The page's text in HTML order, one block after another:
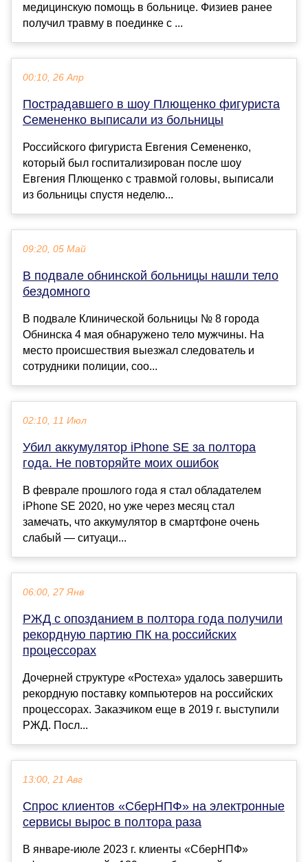
медицинскую помощь в больнице. Физиев ранее
получил травму в поединке с ...
00:10, 26 Апр
Пострадавшего в шоу Плющенко фигуриста
Семененко выписали из больницы
Российского фигуриста Евгения Семененко,
который был госпитализирован после шоу
Евгения Плющенко с травмой головы, выписали
из больницы спустя неделю...
09:20, 05 Май
В подвале обнинской больницы нашли тело
бездомного
В подвале Клинической больницы № 8 города
Обнинска 4 мая обнаружено тело мужчины. На
место происшествия выезжал следователь и
сотрудники полиции, соо...
02:10, 11 Июл
Убил аккумулятор iPhone SE за полтора
года. Не повторяйте моих ошибок
В феврале прошлого года я стал обладателем
iPhone SE 2020, но уже через месяц стал
замечать, что аккумулятор в смартфоне очень
слабый — ситуаци...
06:00, 27 Янв
РЖД с опозданием в полтора года получили
рекордную партию ПК на российских
процессорах
Дочерней структуре «Ростеха» удалось завершить
рекордную поставку компьютеров на российских
процессорах. Заказчиком еще в 2019 г. выступили
РЖД. Посл...
13:00, 21 Авг
Спрос клиентов «СберНПФ» на электронные
сервисы вырос в полтора раза
В январе-июле 2023 г. клиенты «СберНПФ»